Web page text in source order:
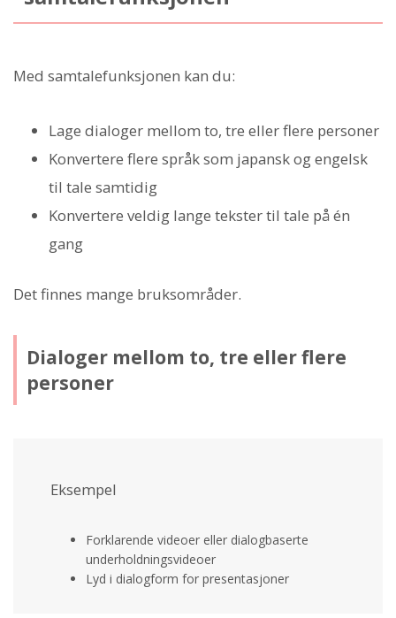
Med samtalefunksjonen kan du:
Lage dialoger mellom to, tre eller flere personer
Konvertere flere språk som japansk og engelsk
til tale samtidig
Konvertere veldig lange tekster til tale på én
gang
Det finnes mange bruksområder.
Dialoger mellom to, tre eller flere
personer
Eksempel
Forklarende videoer eller dialogbaserte
underholdningsvideoer
Lyd i dialogform for presentasjoner